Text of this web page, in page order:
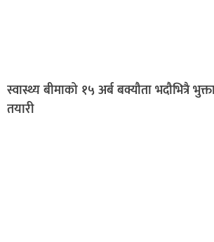
स्वास्थ्य बीमाको १५ अर्ब बक्यौता भदौभित्रै
तयारी